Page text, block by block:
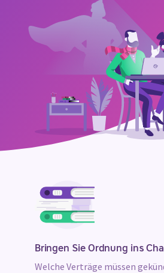
Unsere
Vorteile
Bringen Sie Ordnung ins
Welche Verträge müssen